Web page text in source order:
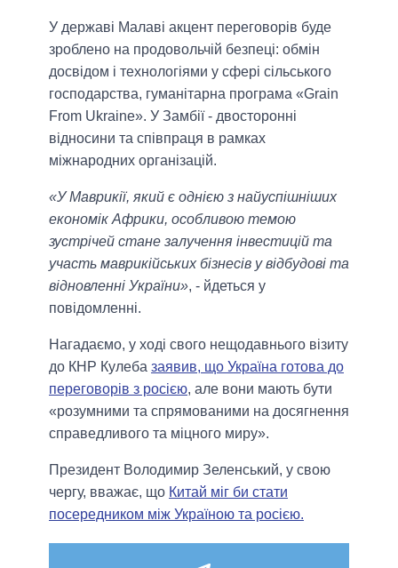
У державі Малаві акцент переговорів буде
зроблено на продовольчій безпеці: обмін
досвідом і технологіями у сфері сільського
господарства, гуманітарна програма «Grain
From Ukraine». У Замбії - двосторонні
відносини та співпраця в рамках
міжнародних організацій.
«У Маврикії, який є однією з найуспішніших
економік Африки, особливою темою
зустрічей стане залучення інвестицій та
участь маврикійських бізнесів у відбудові та
відновленні України», - йдеться у
повідомленні.
Нагадаємо, у ході свого нещодавнього візиту
до КНР Кулеба заявив, що Україна готова до
переговорів з росією, але вони мають бути
«розумними та спрямованими на досягнення
справедливого та міцного миру».
Президент Володимир Зеленський, у свою
чергу, вважає, що Китай міг би стати
посередником між Україною та росією.